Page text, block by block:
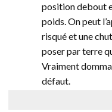
position debout
poids. On peut
risqué et une
poser par terre
Vraiment
défaut.